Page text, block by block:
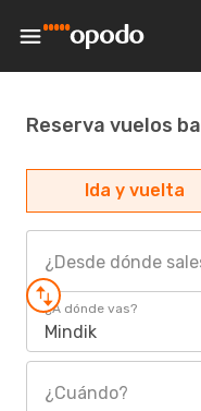
Reserva vuelos
Ida y vuelta
¿Desde dónde
¿A dónde vas?
Mindik
¿Cuándo?